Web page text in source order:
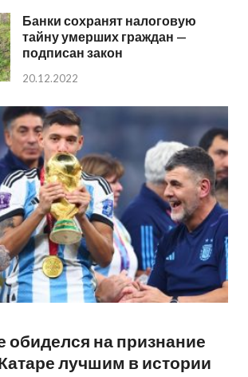
Банки сохранят налоговую
тайну умерших граждан —
подписан закон
20.12.2022
обиделся на признание
лучшим в истории